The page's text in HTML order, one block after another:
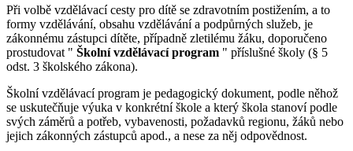
Při volbě vzdělávací cesty pro dítě se zdravotním postižením, a to
formy vzdělávání, obsahu vzdělávání a podpůrných služeb, je
zákonnému zástupci dítěte, případně zletilému žáku, doporučeno
prostudovat " Školní vzdělávací program " příslušné školy (§ 5
odst. 3 školského zákona).
Školní vzdělávací program je pedagogický dokument, podle něhož
se uskutečňuje výuka v konkrétní škole a který škola stanoví podle
svých záměrů a potřeb, vybavenosti, požadavků regionu, žáků nebo
jejich zákonných zástupců apod., a nese za něj odpovědnost.